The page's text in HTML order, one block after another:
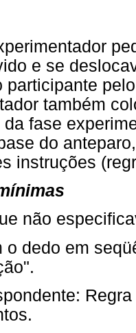
e se
participante
também
da fase
do
instruções
não
o dedo em